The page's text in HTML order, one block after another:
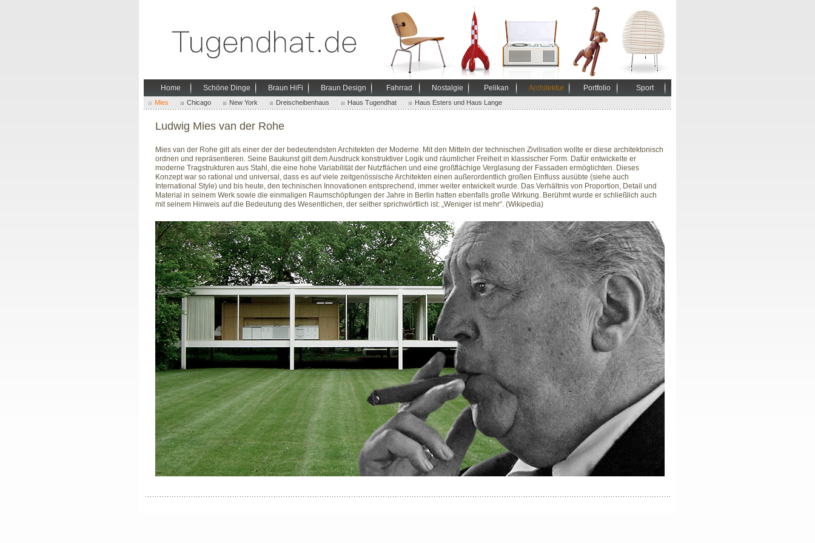
Home Schöne Dinge Braun HiFi Braun Design Fahrrad Nostalgie Pelikan Architektur Portfolio Sport
Mies Chicago New York Dreischeibenhaus Haus Tugendhat Haus Esters und Haus Lange
Ludwig Mies van der Rohe
Mies van der Rohe gilt als einer der der bedeutendsten Architekten der Moderne. Mit den Mitteln der technischen Zivilisation wollte er diese architektonisch
ordnen und repräsentieren. Seine Baukunst gilt dem Ausdruck konstruktiver Logik und räumlicher Freiheit in klassischer Form. Dafür entwickelte er
moderne Tragstrukturen aus Stahl, die eine hohe Variabilität der Nutzflächen und eine großflächige Verglasung der Fassaden ermöglichten. Dieses
Konzept war so rational und universal, dass es auf viele zeitgenössische Architekten einen außerordentlich großen Einfluss ausübte (siehe auch
International Style) und bis heute, den technischen Innovationen entsprechend, immer weiter entwickelt wurde. Das Verhältnis von Proportion, Detail und
Material in seinem Werk sowie die einmaligen Raumschöpfungen der Jahre in Berlin hatten ebenfalls große Wirkung. Berühmt wurde er schließlich auch
mit seinem Hinweis auf die Bedeutung des Wesentlichen, der seither sprichwörtlich ist: „Weniger ist mehr“. (Wikipedia)